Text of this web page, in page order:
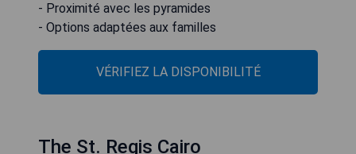
- Proximité avec les pyramides
- Options adaptées aux familles
VÉRIFIEZ LA DISPONIBILITÉ
The St. Regis Cairo